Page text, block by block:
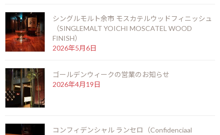
最近の投稿
御岳 2025(ONTAKE 2025)
2026年8月6日
お盆期間の営業時間のお知らせ
シングルモルト余市 モスカテルウッドフィニッシュ
（SINGLEMALT YOICHI MOSCATEL WOOD
FINISH）
2026年5月6日
ゴールデンウィークの営業のお知らせ
2026年4月19日
コンフィデンシャル ランセロ（Confidenciaal